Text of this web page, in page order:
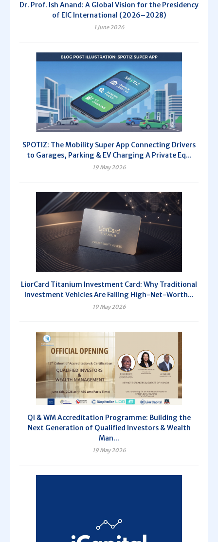
Dr. Prof. Ish Anand: A Global Vision for the Presidency
of EIC International (2026–2028)
1 June 2026
SPOTIZ: The Mobility Super App Connecting Drivers
to Garages, Parking & EV Charging A Private Eq...
19 May 2026
LiorCard Titanium Investment Card: Why Traditional
Investment Vehicles Are Failing High-Net-Worth...
19 May 2026
QI & WM Accreditation Programme: Building the
Next Generation of Qualified Investors & Wealth
Man...
19 May 2026